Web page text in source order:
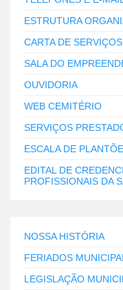
ESTRUTURA
CARTA DE SERVIÇOS
SALA DO
OUVIDORIA
WEB CEMITÉRIO
SERVIÇOS
ESCALA DE
EDITAL DE
PROFISSIONAIS DA
NOSSA HISTÓRIA
FERIADOS
LEGISLAÇÃO